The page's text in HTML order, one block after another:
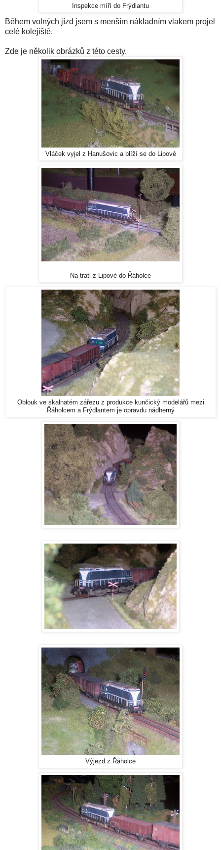
Inspekce míří do Frýdlantu
Během volných jízd jsem s menším nákladním vlakem projel
celé kolejiště.
Zde je několik obrázků z této cesty.
Vláček vyjel z Hanušovic a blíží se do Lipové
Na trati z Lipové do Řáholce
Oblouk ve skalnatém zářezu z produkce kunčický modelářů mezi
Řáholcem a Frýdlantem je opravdu nádherný
Výjezd z Řáholce